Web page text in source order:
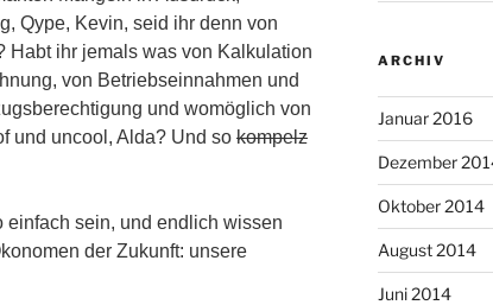
Qype, Kevin, seid ihr denn von
Habt ihr jemals was von Kalkulation
von Betriebseinnahmen und
und womöglich von
und uncool, Alda? Und so kompelz
einfach sein, und endlich wissen
der Zukunft: unsere
ARCHIV
Januar 2016
Dezember
Oktober 2014
August 2014
Juni 2014